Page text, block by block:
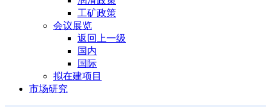
工矿政策
会议展览
返回上一级
国内
国际
拟在建项目
市场研究